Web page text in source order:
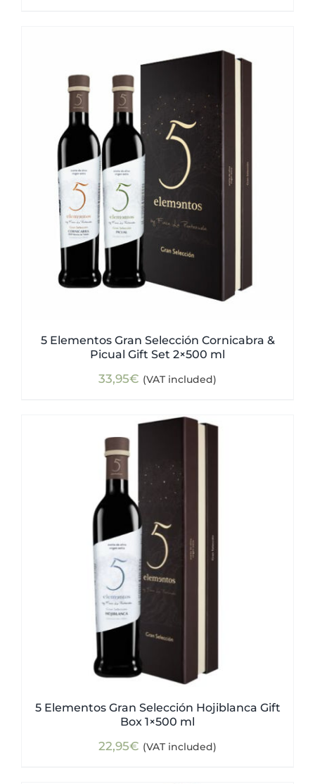
5 Elementos Gran Selección Cornicabra &
Picual Gift Set 2×500 ml
33,95€ (VAT included)
5 Elementos Gran Selección Hojiblanca Gift
Box 1×500 ml
22,95€ (VAT included)